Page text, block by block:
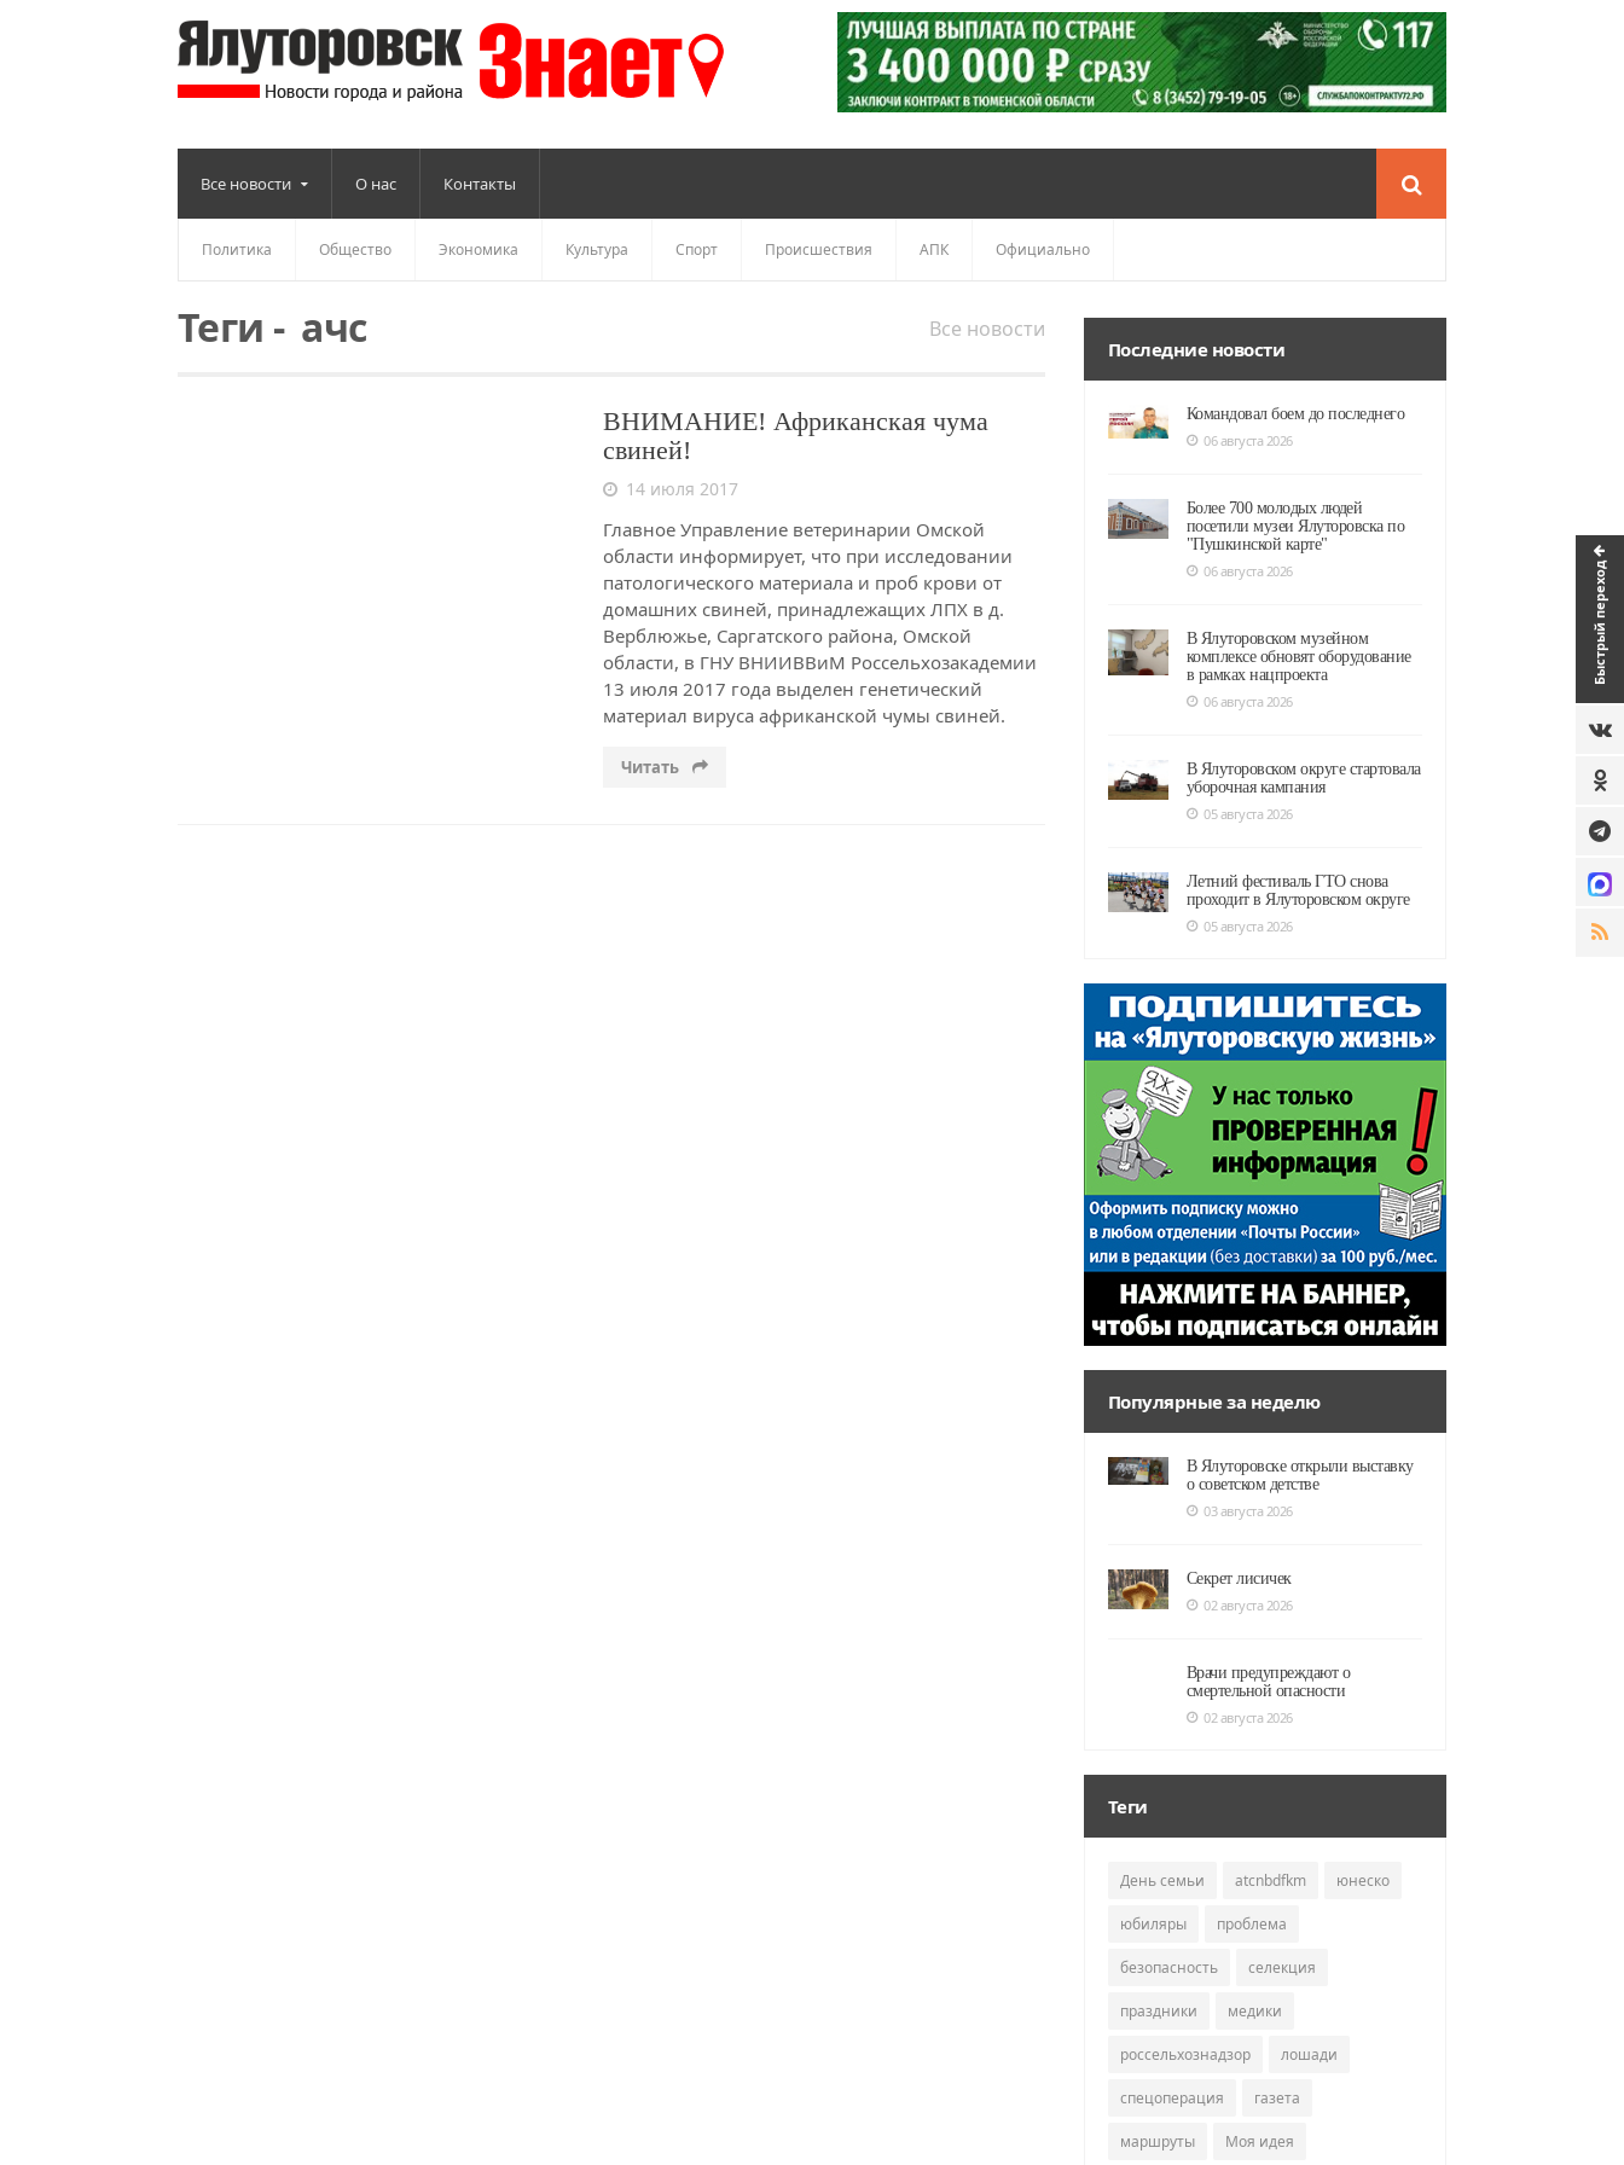
Быстрый переход
Все новости О нас Контакты
Политика Общество Экономика Культура Спорт Происшествия АПК Официально
Все новости
Теги -ачс
ВНИМАНИЕ! Африканская чума
свиней!
14 июля 2017
Главное Управление ветеринарии Омской
области информирует, что при исследовании
патологического материала и проб крови от
домашних свиней, принадлежащих ЛПХ в д.
Верблюжье, Саргатского района, Омской
области, в ГНУ ВНИИВВиМ Россельхозакадемии
13 июля 2017 года выделен генетический
материал вируса африканской чумы свиней.
Читать
Последние новости
Командовал боем до последнего
06 августа 2026
Более 700 молодых людей
посетили музеи Ялуторовска по
"Пушкинской карте"
06 августа 2026
В Ялуторовском музейном
комплексе обновят оборудование
в рамках нацпроекта
06 августа 2026
В Ялуторовском округе стартовала
уборочная кампания
05 августа 2026
Летний фестиваль ГТО снова
проходит в Ялуторовском округе
05 августа 2026
Популярные за неделю
В Ялуторовске открыли выставку
о советском детстве
03 августа 2026
Секрет лисичек
02 августа 2026
Врачи предупреждают о
смертельной опасности
02 августа 2026
Теги
День семьи atcnbdfkm юнеско
юбиляры проблема
безопасность селекция
праздники медики
россельхознадзор лошади
спецоперация газета
маршруты Моя идея